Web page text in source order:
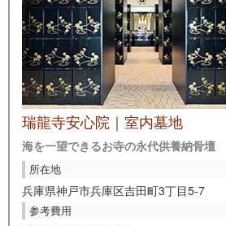
瑞龍寺安心院｜室内墓地
海を一望できるお寺の永代供養納骨壇
所在地
兵庫県神戸市兵庫区吉田町3丁目5-7
参考費用